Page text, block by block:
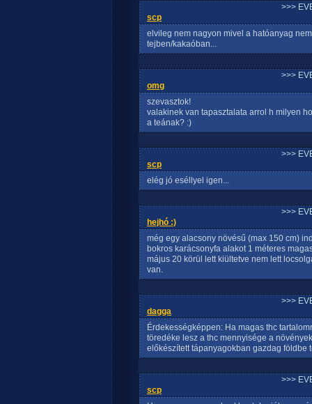
>>>
scp
elvileg nem nagyon mivel a hatóanyag
tejben/kakaóban...
>>>
omg
szevasztok!
valakinek van tapasztalata arrol h milyen
a teának? :)
>>>
scp
elég jó eséllyel igen...
>>>
hejhó :)
még egy alacsony növésű (max 150 cm)
bokros karácsonyfa alakot 1 méteres
május 20 körül lett kiültetve nem lett
van.
>>>
dagga
Érdekességképpen: Ha magas thc
töredéke lesz a thc mennyisége a
előkészített tápanyagokban gazdag földbe
>>>
scp